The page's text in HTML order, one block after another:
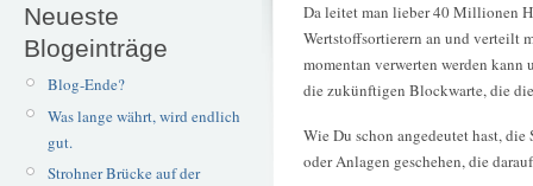
Neueste
Blogeinträge
Blog-Ende?
Was lange währt, wird endlich
gut.
Strohner Brücke auf der
Da leitet man lieber 40 Millionen
Wertstoffsortierern an und verteilt
momentan verwerten werden kann
die zukünftigen Blockwarte, die
Wie Du schon angedeutet hast,
oder Anlagen geschehen, die